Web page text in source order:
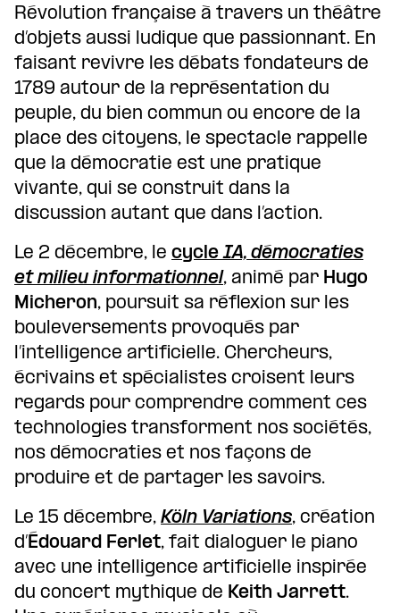
Révolution française à travers un théâtre
d’objets aussi ludique que passionnant. En
faisant revivre les débats fondateurs de
1789 autour de la représentation du
peuple, du bien commun ou encore de la
place des citoyens, le spectacle rappelle
que la démocratie est une pratique
vivante, qui se construit dans la
discussion autant que dans l’action.
Le 2 décembre, le cycleIA, démocraties
et milieu informationnel, animé par Hugo
Micheron, poursuit sa réflexion sur les
bouleversements provoqués par
l’intelligence artificielle. Chercheurs,
écrivains et spécialistes croisent leurs
regards pour comprendre comment ces
technologies transforment nos sociétés,
nos démocraties et nos façons de
produire et de partager les savoirs.
Le 15 décembre, Köln Variations, création
d’Édouard Ferlet, fait dialoguer le piano
avec une intelligence artificielle inspirée
du concert mythique de Keith Jarrett.